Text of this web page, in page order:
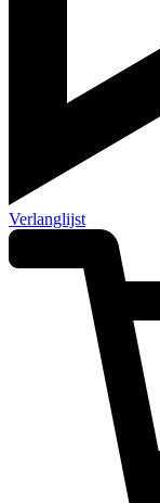
Verlanglijst